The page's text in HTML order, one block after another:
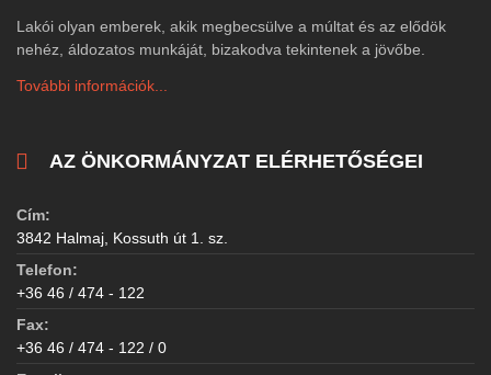
Lakói olyan emberek, akik megbecsülve a múltat és az elődök
nehéz, áldozatos munkáját, bizakodva tekintenek a jövőbe.
További információk...
AZ ÖNKORMÁNYZAT ELÉRHETŐSÉGEI
Cím:
3842 Halmaj, Kossuth út 1. sz.
Telefon:
+36 46 / 474 - 122
Fax:
+36 46 / 474 - 122 / 0